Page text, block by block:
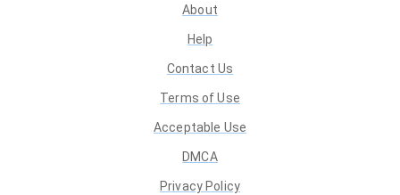
About
Help
Contact Us
Terms of Use
Acceptable Use
DMCA
Privacy Policy